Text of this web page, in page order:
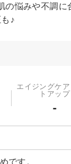
悩みや不調
♪
エイジングケ
トアップ
-
です。